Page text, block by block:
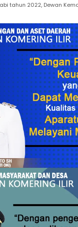
tahun 2022, Dewan